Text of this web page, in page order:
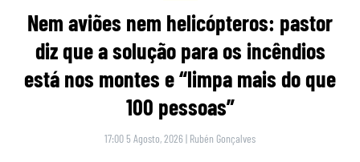
Nem aviões nem helicópteros: pastor
diz que a solução para os incêndios
está nos montes e “limpa mais do que
100 pessoas”
17:00 5 Agosto, 2026 | Rubén Gonçalves